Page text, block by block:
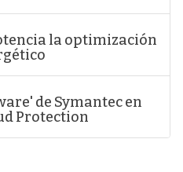
la optimización
de Symantec en
Protection